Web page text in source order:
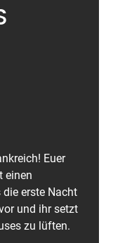
Euer
einen
erste Nacht
und ihr setzt
zu lüften.